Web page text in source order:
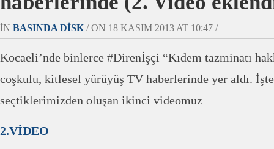
IN BASINDA DİSK/ ON 18 KASIM 2013 AT 10:47 /
Kocaeli’nde binlerce #Direnİşçi “Kıdem tazminatı
coşkulu, kitlesel yürüyüş TV haberlerinde yer aldı.
seçtiklerimizden oluşan ikinci videomuz
2.VİDEO